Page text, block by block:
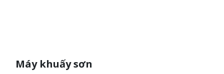
Máy khuấy sơn